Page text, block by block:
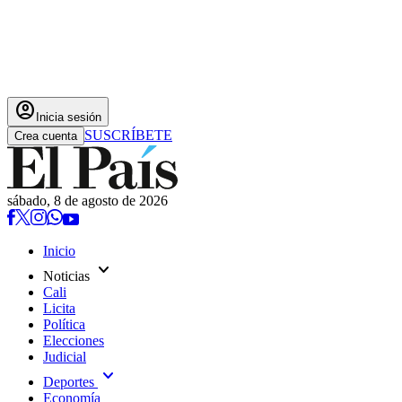
account_circle Inicia sesión
Crea cuenta SUSCRÍBETE
sábado, 8 de agosto de 2026
Inicio
Noticias expand_more
Cali
Licita
Política
Elecciones
Judicial
Deportes expand_more
Economía